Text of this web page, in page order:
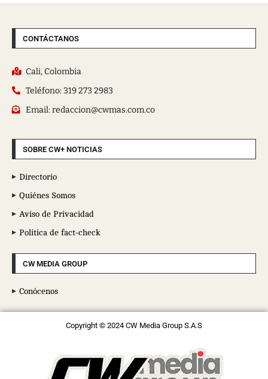
CONTÁCTANOS
Cali, Colombia
Teléfono: 319 273 2983
Email: redaccion@cwmas.com.co
SOBRE CW+ NOTICIAS
Directorio
Quiénes Somos
Aviso de Privacidad
Política de fact-check
CW MEDIA GROUP
Conócenos
Copyright © 2024 CW Media Group S.A.S